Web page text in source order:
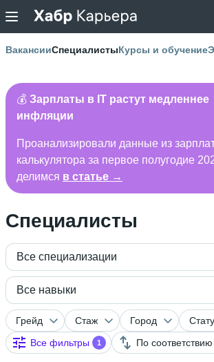
ВакансииСпециалистыКурсы и обучение
💰 Зарплаты в IT растут медленнее
инфляции
Проанализировали данные из
калькулятора за первое полугодие
делимся в статье →
Специалисты
Все специализации
Все навыки
Грейд Стаж Город
Все фильтры
1 По соответствию